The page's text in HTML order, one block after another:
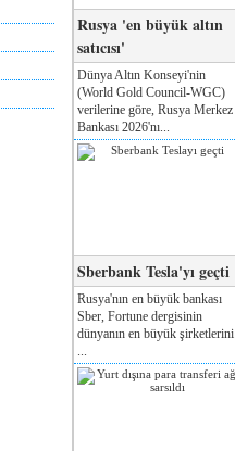
Rusya 'en büyük altın
satıcısı'
Dünya Altın Konseyi'nin
(World Gold Council-WGC)
verilerine göre, Rusya Merkez
Bankası 2026'nı...
Sberbank Tesla'yı geçti
Rusya'nın en büyük bankası
Sber, Fortune dergisinin
dünyanın en büyük şirketlerini
...